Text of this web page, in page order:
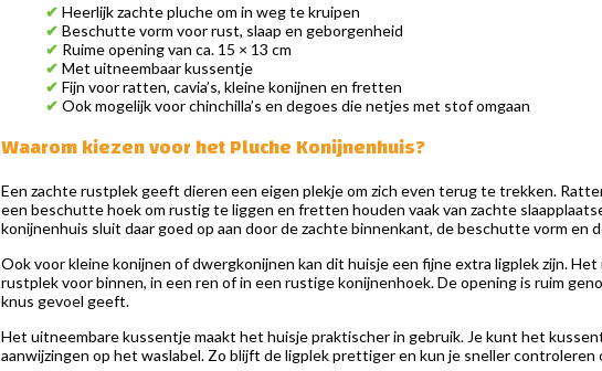
✔ Heerlijk zachte pluche om in weg te kruipen
✔ Beschutte vorm voor rust, slaap en geborgenheid
✔ Ruime opening van ca. 15 × 13 cm
✔ Met uitneembaar kussentje
✔ Fijn voor ratten, cavia’s, kleine konijnen en fretten
✔ Ook mogelijk voor chinchilla’s en degoes die netjes met stof omgaan
Waarom kiezen voor het Pluche Konijnenhuis?
Een zachte rustplek geeft dieren een eigen plekje om zich even terug te trekken.
een beschutte hoek om rustig te liggen en fretten houden vaak van zachte
konijnenhuis sluit daar goed op aan door de zachte binnenkant, de beschutte vorm en
Ook voor kleine konijnen of dwergkonijnen kan dit huisje een fijne extra ligplek zijn.
rustplek voor binnen, in een ren of in een rustige konijnenhoek. De opening is ruim
knus gevoel geeft.
Het uitneembare kussentje maakt het huisje praktischer in gebruik. Je kunt het
aanwijzingen op het waslabel. Zo blijft de ligplek prettiger en kun je sneller controleren